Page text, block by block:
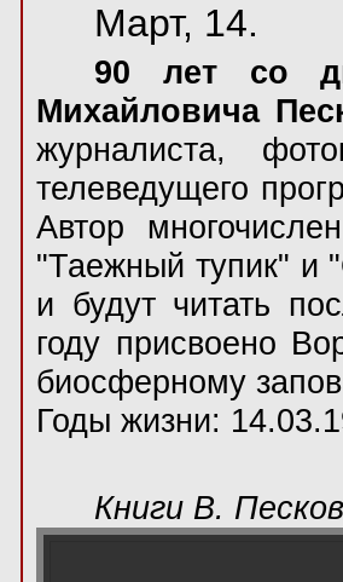
Март, 14.
90 лет со
Михайловича
журналиста,
телеведущего
Автор
"Таежный тупик" и
и будут читать
году присвоено
биосферному
Годы жизни:
Книги В.